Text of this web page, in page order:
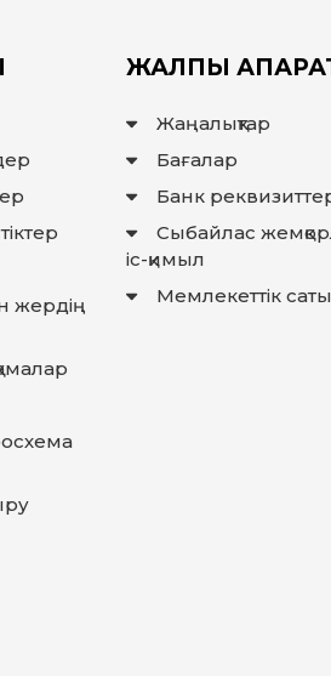
жердiң
ЖАЛПЫ
Жаңалықтар
Бағалар
Банк
Сыбайлас
іс-қимыл
Мемлекеттiк